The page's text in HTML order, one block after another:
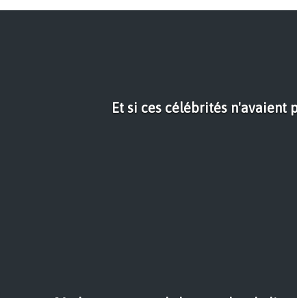
Et si ces célébrités n'avaient